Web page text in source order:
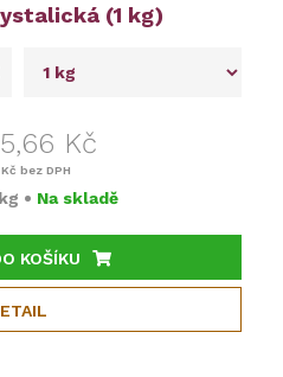
(1 kg)
Kč
bez DPH
• Na skladě
KOŠÍKU